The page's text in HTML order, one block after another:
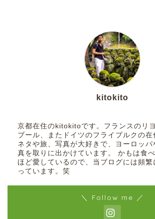
kitokito
京都在住のkitokitoです。フランスのリ
ブール、またドイツのフライブルクの在
ネタや旅、写真が大好きで、ヨーロッパ
真を取りに出かけています。 かもは食
ほど愛しているので、当ブログには頻繁
っています。笑
＼ Follow me ／